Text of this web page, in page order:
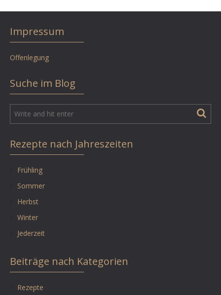
Impressum
Offenlegung
Suche im Blog
Rezepte nach Jahreszeiten
Frühling
Sommer
Herbst
Winter
Jederzeit
Beiträge nach Kategorien
Rezepte